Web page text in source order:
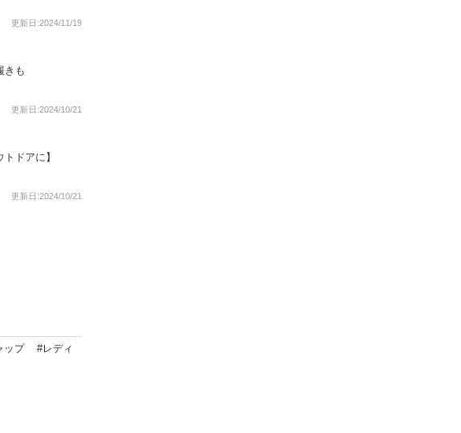
更新日:2024/11/19
きも
更新日:2024/10/21
ドアに】
更新日:2024/10/21
ップ
#レディ